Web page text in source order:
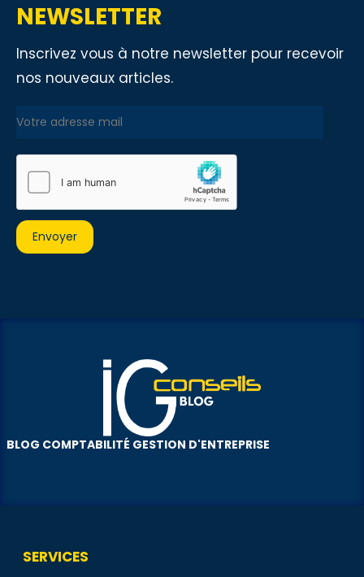
NEWSLETTER
Inscrivez vous à notre newsletter pour recevoir
nos nouveaux articles.
BLOG COMPTABILITÉ GESTION D'ENTREPRISE
SERVICES